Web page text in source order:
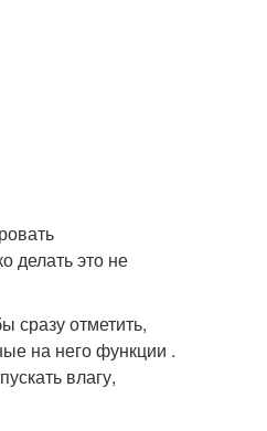
делать это не
сразу отметить,
на него функции .
влагу,